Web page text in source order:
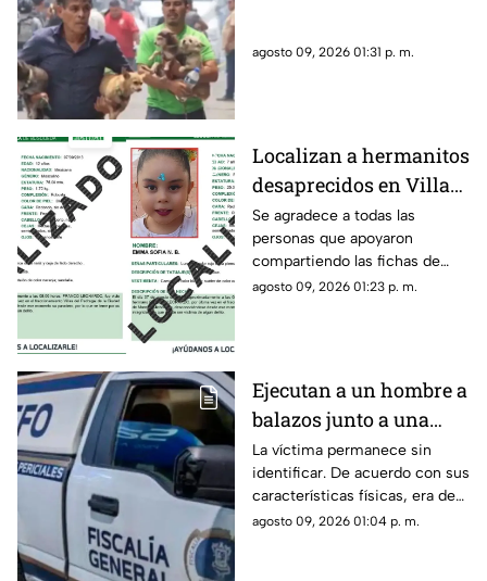
agosto 09, 2026 01:31 p. m.
Localizan a hermanitos
desaprecidos en Villas
del Pedregal
Se agradece a todas las
personas que apoyaron
compartiendo las fichas de
búsqueda. Se informa que las
agosto 09, 2026 01:23 p. m.
Ejecutan a un hombre a
balazos junto a una
gasolinera en
Michoacán
La víctima permanece sin
identificar. De acuerdo con sus
características físicas, era de
complexión robusta y vestía
agosto 09, 2026 01:04 p. m.